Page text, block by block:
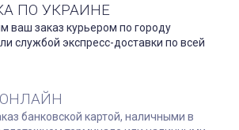
ПО УКРАИНЕ
ваш заказ курьером по городу
службой экспресс-доставки по всей
банковской картой, наличными в